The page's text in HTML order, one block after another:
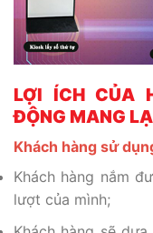
LỢI ÍCH CỦA
ĐỘNG MANG
Khách hàng sử
Khách hàng nắm
lượt của mình;